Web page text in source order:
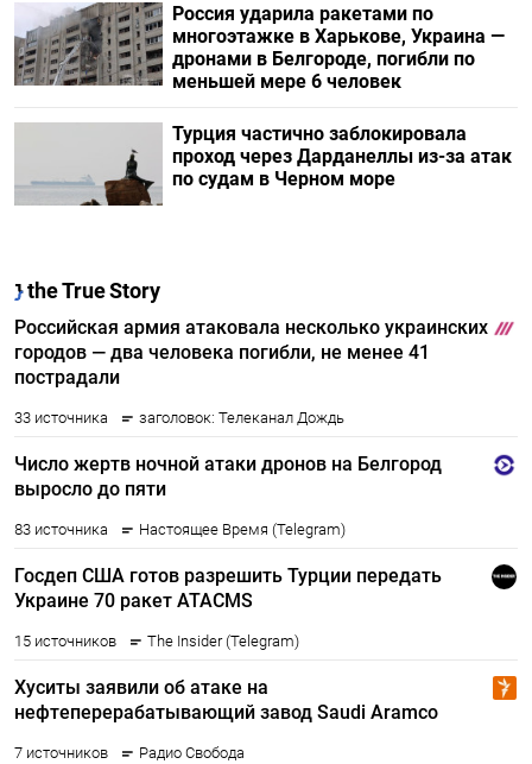
Россия ударила ракетами по
многоэтажке в Харькове, Украина —
дронами в Белгороде, погибли по
меньшей мере 6 человек
Турция частично заблокировала
проход через Дарданеллы из-за атак
по судам в Черном море